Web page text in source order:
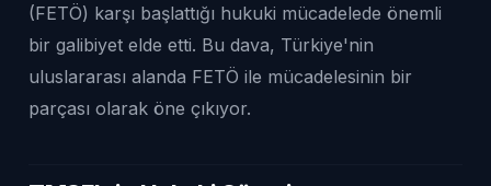
(FETÖ) karşı başlattığı hukuki mücadelede önemli
bir galibiyet elde etti. Bu dava, Türkiye'nin
uluslararası alanda FETÖ ile mücadelesinin bir
parçası olarak öne çıkıyor.